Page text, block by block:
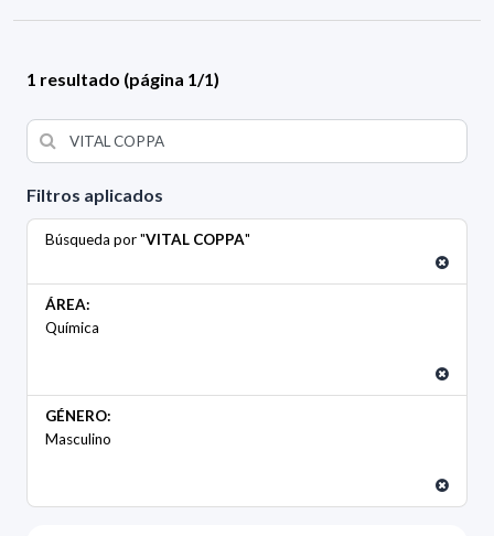
Filtros aplicados
Búsqueda por "VITAL COPPA"
ÁREA:
Química
GÉNERO:
Masculino
1 resultado (página 1/1)